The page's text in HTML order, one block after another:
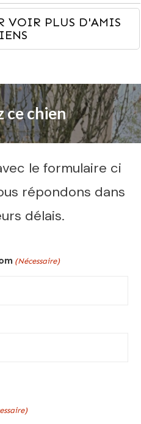
VOIR PLUS D'AMIS
ce chien
le formulaire ci
répondons dans
délais.
(Nécessaire)